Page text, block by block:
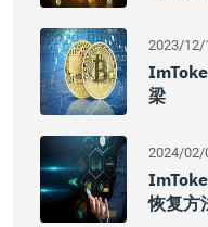
2023/12/
梁
2024/02/
恢复方